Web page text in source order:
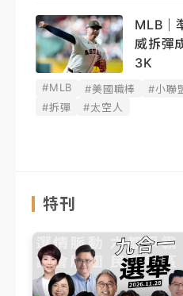
MLB｜
威拆彈
3K
#MLB #美國職棒 #小聯
#拆彈
#太空人
特刊